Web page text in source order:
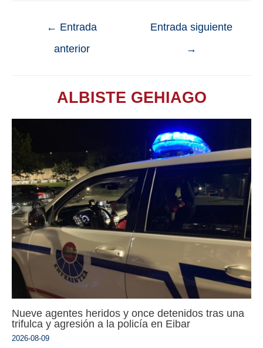
← Entrada
anterior
Entrada siguiente
→
ALBISTE GEHIAGO
Nueve agentes heridos y once detenidos tras una
trifulca y agresión a la policía en Eibar
2026-08-09